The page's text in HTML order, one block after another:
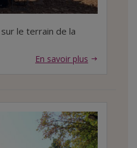
le terrain de la
En savoir plus